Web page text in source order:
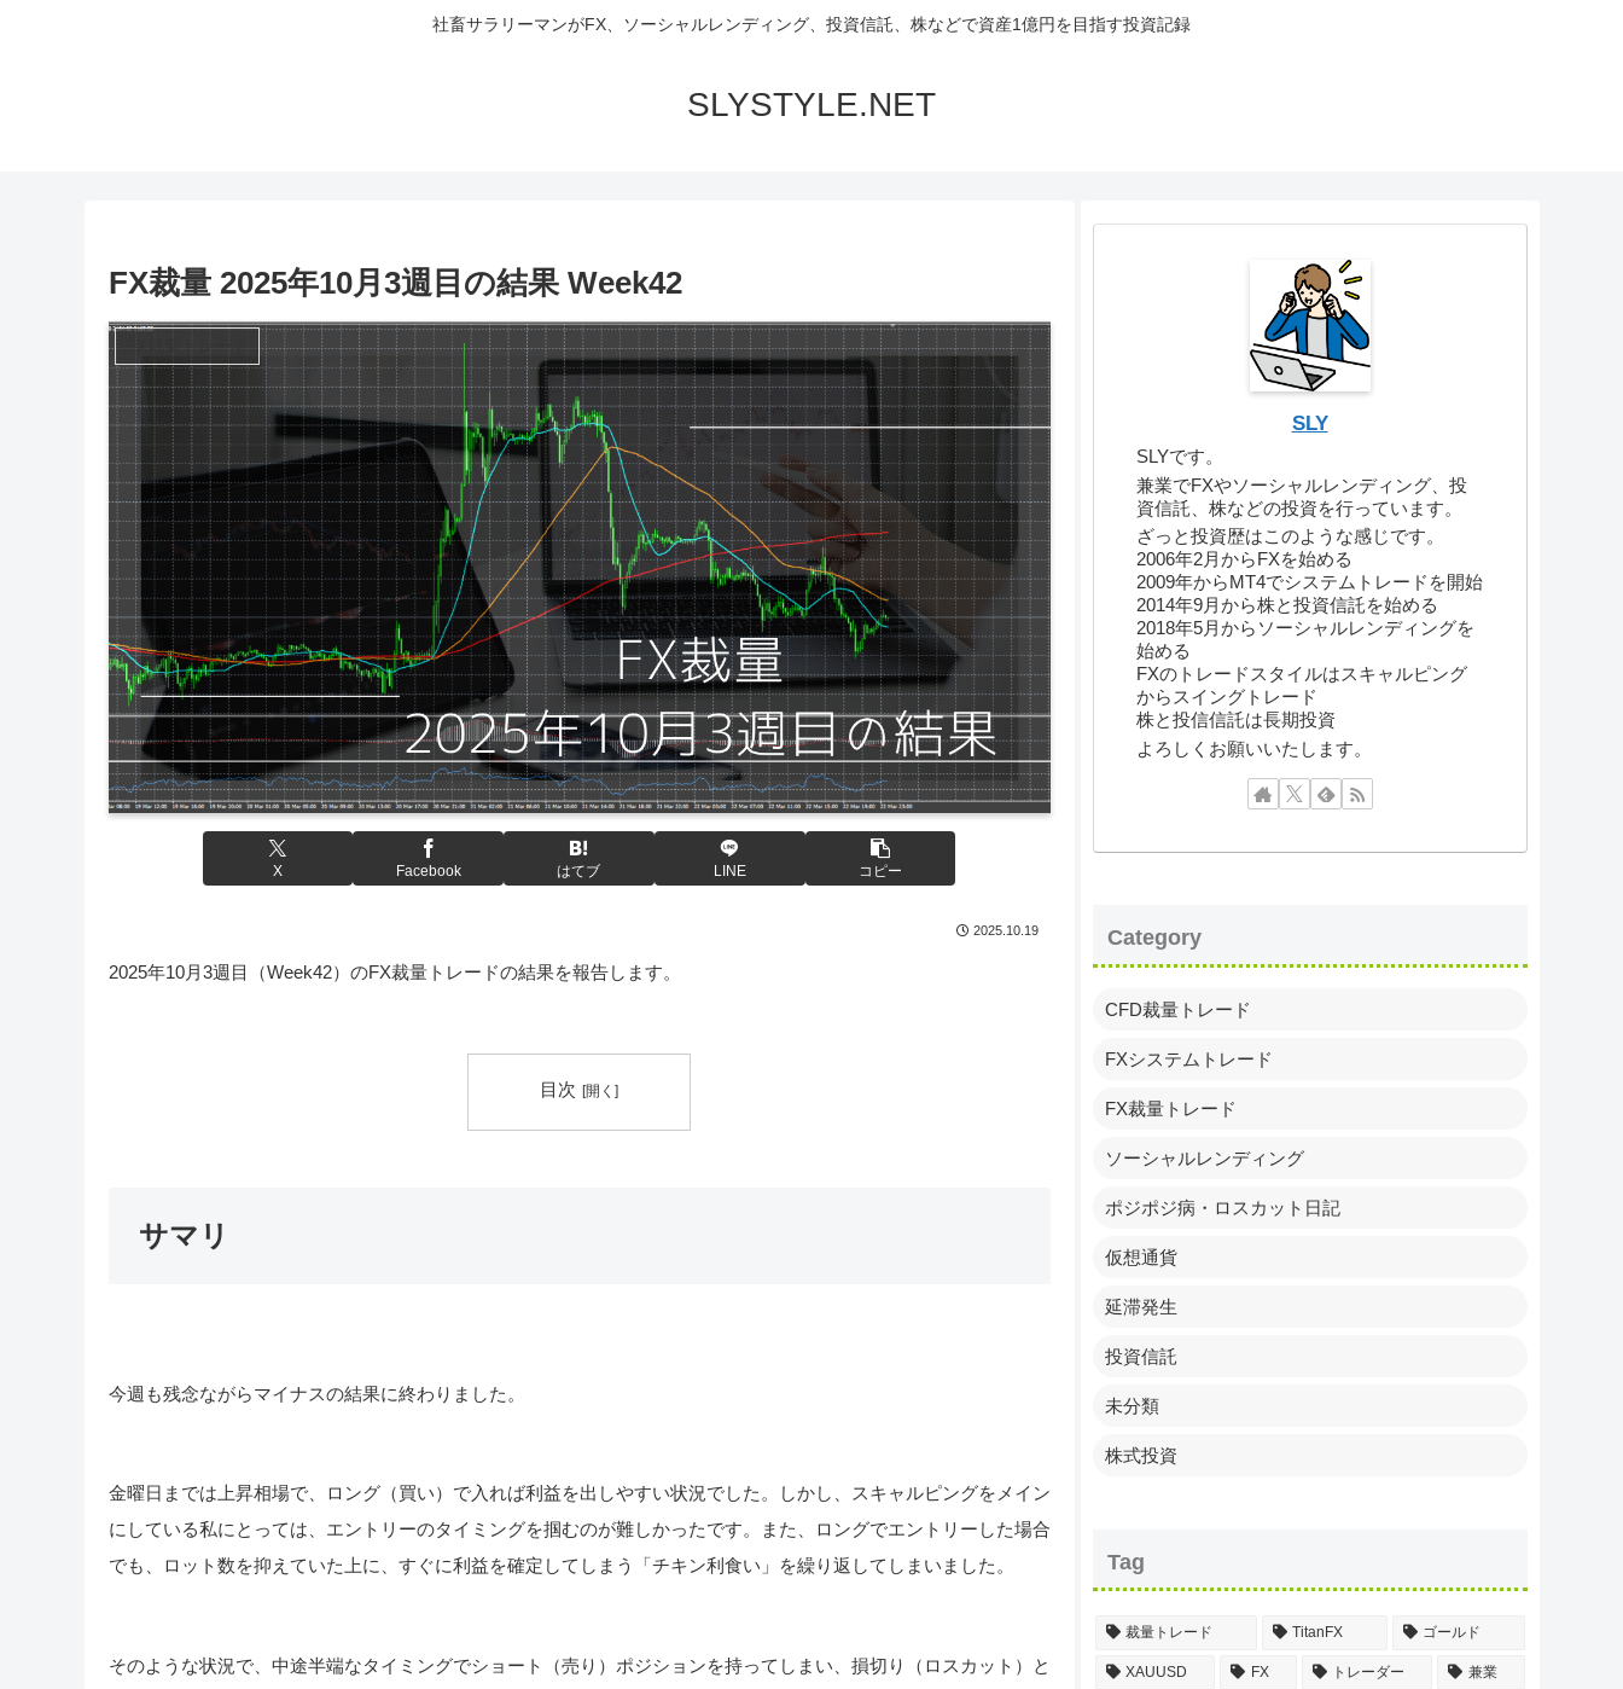
社畜サラリーマンがFX、ソーシャルレンディング、投資信託、株などで資産1億円を目指す投資記録
SLYSTYLE.NET
FX裁量 2025年10月3週目の結果 Week42
FX裁量トレード
X Facebook はてブ LINE コピー
2025.10.19
2025年10月3週目（Week42）のFX裁量トレードの結果を報告します。
目次
サマリ
今週も残念ながらマイナスの結果に終わりました。
金曜日までは上昇相場で、ロング（買い）で入れば利益を出しやすい状況でした。しかし、スキャルピングをメイン
にしている私にとっては、エントリーのタイミングを掴むのが難しかったです。また、ロングでエントリーした場合
でも、ロット数を抑えていた上に、すぐに利益を確定してしまう「チキン利食い」を繰り返してしまいました。
そのような状況で、中途半端なタイミングでショート（売り）ポジションを持ってしまい、損切り（ロスカット）と
SLY
SLYです。
兼業でFXやソーシャルレンディング、投
資信託、株などの投資を行っています。
ざっと投資歴はこのような感じです。
2006年2月からFXを始める
2009年からMT4でシステムトレードを開始
2014年9月から株と投資信託を始める
2018年5月からソーシャルレンディングを
始める
FXのトレードスタイルはスキャルピング
からスイングトレード
株と投信信託は長期投資
よろしくお願いいたします。
Category
CFD裁量トレード
FXシステムトレード
FX裁量トレード
ソーシャルレンディング
ポジポジ病・ロスカット日記
仮想通貨
延滞発生
投資信託
未分類
株式投資
Tag
裁量トレード TitanFX ゴールド
XAUUSD FX トレーダー 兼業